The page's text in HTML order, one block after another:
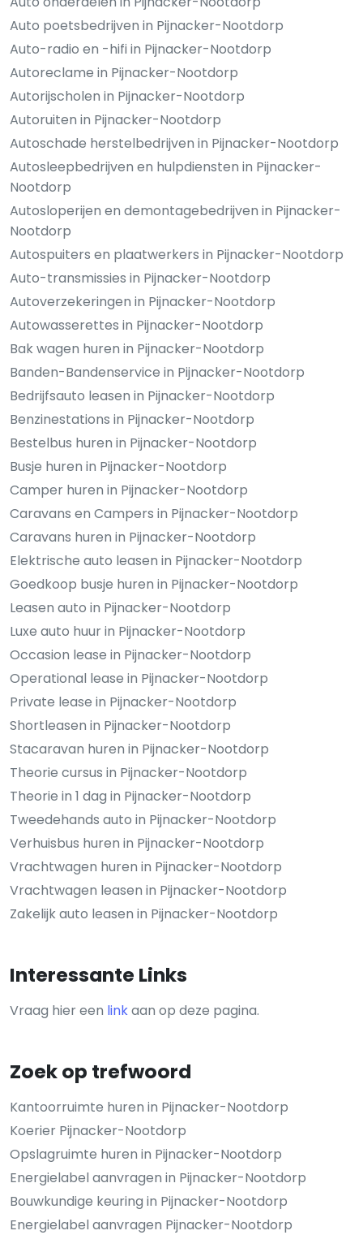
Auto poetsbedrijven in Pijnacker-Nootdorp
Auto-radio en -hifi in Pijnacker-Nootdorp
Autoreclame in Pijnacker-Nootdorp
Autorijscholen in Pijnacker-Nootdorp
Autoruiten in Pijnacker-Nootdorp
Autoschade herstelbedrijven in Pijnacker-Nootdorp
Autosleepbedrijven en hulpdiensten in Pijnacker-
Nootdorp
Autosloperijen en demontagebedrijven in Pijnacker-
Nootdorp
Autospuiters en plaatwerkers in Pijnacker-Nootdorp
Auto-transmissies in Pijnacker-Nootdorp
Autoverzekeringen in Pijnacker-Nootdorp
Autowasserettes in Pijnacker-Nootdorp
Bak wagen huren in Pijnacker-Nootdorp
Banden-Bandenservice in Pijnacker-Nootdorp
Bedrijfsauto leasen in Pijnacker-Nootdorp
Benzinestations in Pijnacker-Nootdorp
Bestelbus huren in Pijnacker-Nootdorp
Busje huren in Pijnacker-Nootdorp
Camper huren in Pijnacker-Nootdorp
Caravans en Campers in Pijnacker-Nootdorp
Caravans huren in Pijnacker-Nootdorp
Elektrische auto leasen in Pijnacker-Nootdorp
Goedkoop busje huren in Pijnacker-Nootdorp
Leasen auto in Pijnacker-Nootdorp
Luxe auto huur in Pijnacker-Nootdorp
Occasion lease in Pijnacker-Nootdorp
Operational lease in Pijnacker-Nootdorp
Private lease in Pijnacker-Nootdorp
Shortleasen in Pijnacker-Nootdorp
Stacaravan huren in Pijnacker-Nootdorp
Theorie cursus in Pijnacker-Nootdorp
Theorie in 1 dag in Pijnacker-Nootdorp
Tweedehands auto in Pijnacker-Nootdorp
Verhuisbus huren in Pijnacker-Nootdorp
Vrachtwagen huren in Pijnacker-Nootdorp
Vrachtwagen leasen in Pijnacker-Nootdorp
Zakelijk auto leasen in Pijnacker-Nootdorp
Interessante Links
Vraag hier een linkaan op deze pagina.
Zoek op trefwoord
Kantoorruimte huren in Pijnacker-Nootdorp
Koerier Pijnacker-Nootdorp
Opslagruimte huren in Pijnacker-Nootdorp
Energielabel aanvragen in Pijnacker-Nootdorp
Bouwkundige keuring in Pijnacker-Nootdorp
Energielabel aanvragen Pijnacker-Nootdorp